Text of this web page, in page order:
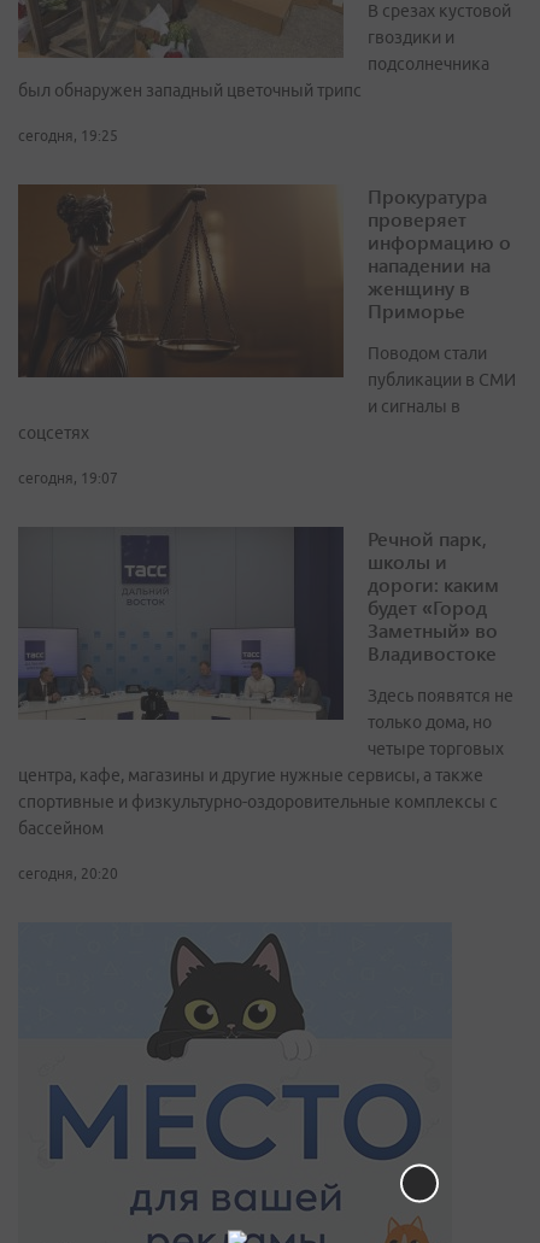
В срезах кустовой
гвоздики и
подсолнечника
был обнаружен западный цветочный трипс
сегодня, 19:25
Прокуратура
проверяет
информацию о
нападении на
женщину в
Приморье
Поводом стали
публикации в СМИ
и сигналы в
соцсетях
сегодня, 19:07
Речной парк,
школы и
дороги: каким
будет «Город
Заметный» во
Владивостоке
Здесь появятся не
только дома, но
четыре торговых
центра, кафе, магазины и другие нужные сервисы, а также
спортивные и физкультурно-оздоровительные комплексы с
бассейном
сегодня, 20:20